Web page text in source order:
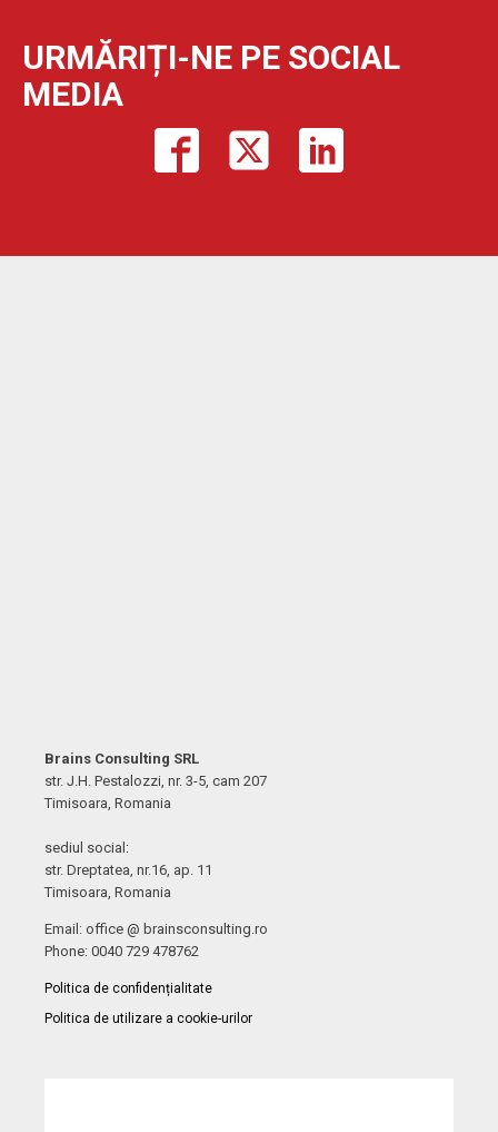
URMĂRIȚI-NE PE SOCIAL
MEDIA
Brains Consulting SRL
str. J.H. Pestalozzi, nr. 3-5, cam 207
Timisoara, Romania
sediul social:
str. Dreptatea, nr.16, ap. 11
Timisoara, Romania
Email: office @ brainsconsulting.ro
Phone: 0040 729 478762
Politica de confidențialitate
Politica de utilizare a cookie-urilor